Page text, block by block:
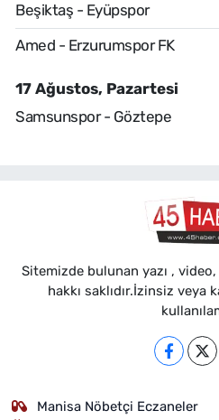
Beşiktaş - Eyüpspor
Amed - Erzurumspor FK
17 Ağustos, Pazartesi
Samsunspor - Göztepe
Sitemizde bulunan yazı ,
hakkı saklıdır.İzinsiz veya
Manisa Nöbetçi Eczaneler